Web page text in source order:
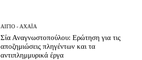
ΑΊΓΙΟ - ΑΧΑΪ́Α
Σία Αναγνωστοπούλου: Ερώτηση για τις
αποζημιώσεις πληγέντων και τα
αντιπλημμυρικά έργα